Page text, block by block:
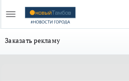
Заказать рекламу